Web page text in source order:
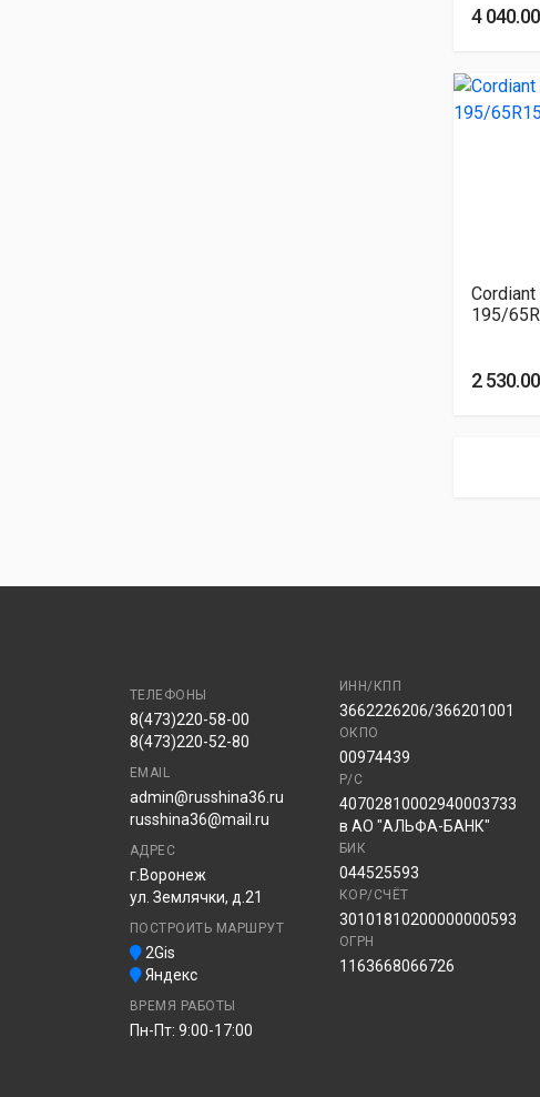
4
195/
2
ТЕЛЕФОНЫ
8(473)220-58-00
8(473)220-52-80
EMAIL
admin@russhina36.ru
russhina36@mail.ru
АДРЕС
г.Воронеж
ул. Землячки, д.21
ПОСТРОИТЬ МАРШРУТ
2Gis
Яндекс
ВРЕМЯ РАБОТЫ
Пн-Пт: 9:00-17:00
ИНН/КПП
3662226206/366201001
ОКПО
00974439
Р/С
40702810002940003733
в АО "АЛЬФА-БАНК"
БИК
044525593
КОР/СЧЁТ
30101810200000000593
ОГРН
1163668066726